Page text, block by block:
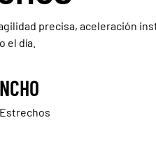
precisa, aceleración
el día.